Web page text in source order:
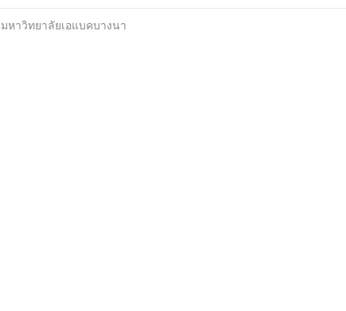
หาวิทยาลัยเอแบคบางนา